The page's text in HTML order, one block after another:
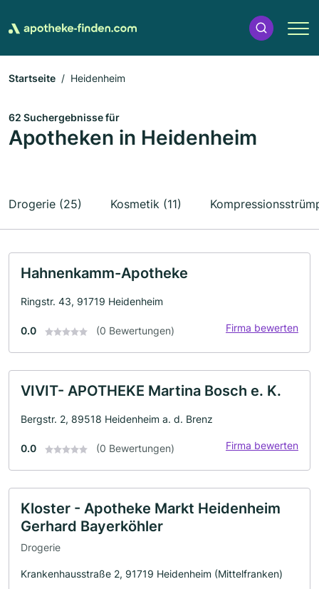
Startseite Heidenheim
62 Suchergebnisse für
Apotheken in Heidenheim
Drogerie (25) Kosmetik (11)
Hahnenkamm-Apotheke
Ringstr. 43, 91719 Heidenheim
0.0 (0 Bewertungen) Firma bewerten
VIVIT- APOTHEKE Martina Bosch e. K.
Bergstr. 2, 89518 Heidenheim a. d. Brenz
0.0 (0 Bewertungen) Firma bewerten
Kloster - Apotheke Markt Heidenheim
Gerhard Bayerköhler
Drogerie
Krankenhausstraße 2, 91719 Heidenheim (Mittelfranken)